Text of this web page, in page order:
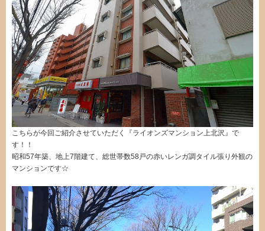
こちらが今回ご紹介させていただく『ライオンズマンション上北沢』で
す！！
昭和57年築、地上7階建て、総世帯数58戸の赤いレンガ調タイル張り外観の
マンションです☆